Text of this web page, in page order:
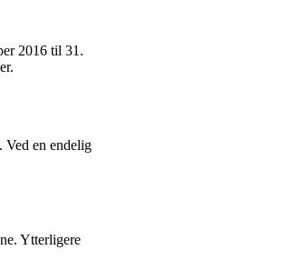
2016 til 31.
Ved en endelig
Ytterligere